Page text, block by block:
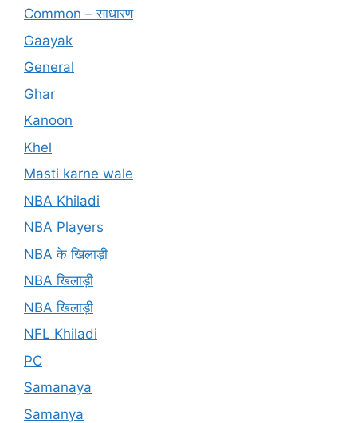
Common – साधारण
Gaayak
General
Ghar
Kanoon
Khel
Masti karne wale
NBA Khiladi
NBA Players
NBA के खिलाड़ी
NBA खिलाड़ी
NBA खिलाड़ी
NFL Khiladi
PC
Samanaya
Samanya